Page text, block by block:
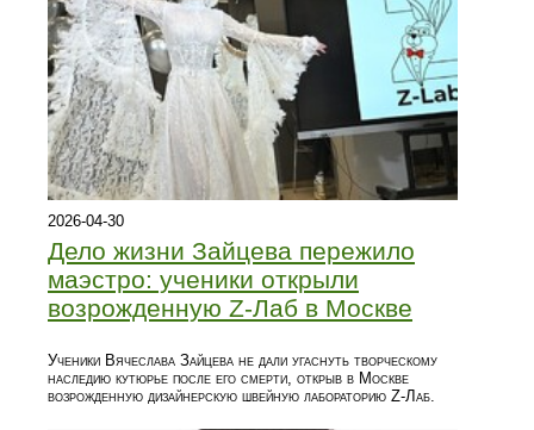
2026-04-30
Дело жизни Зайцева пережило
маэстро: ученики открыли
возрожденную Z-Лаб в Москве
Ученики Вячеслава Зайцева не дали угаснуть творческому
наследию кутюрье после его смерти, открыв в Москве
возрожденную дизайнерскую швейную лабораторию Z-Лаб.